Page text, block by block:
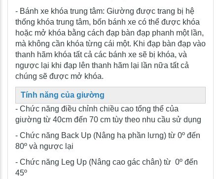
- Bánh xe khóa trung tâm: Giường được trang bị hệ
thống khóa trung tâm, bốn bánh xe có thể được khóa
hoặc mở khóa bằng cách đạp bàn đạp phanh một lần,
mà không cần khóa từng cái một. Khi đạp bàn đạp vào
thanh hãm khóa tất cả các bánh xe sẽ bị khóa, và
ngược lại khi đạp lên thanh hãm lại lần nữa tất cả
chúng sẽ được mở khóa.
Tính năng của giường
- Chức năng điều chỉnh chiều cao tổng thể của
giường từ 40cm đến 70 cm tùy theo nhu cầu sử dụng
- Chức năng Back Up (Nâng hạ phần lưng) từ 0º đến
80º và ngược lại
- Chức năng Leg Up (Nâng cao gác chân) từ 0º đến
45º